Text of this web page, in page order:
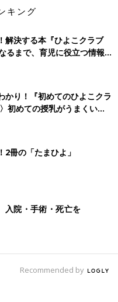
キング
解決する本『ひよこクラブ
まで、育児に役立つ情報が
かり！『初めてのひよこクラ
初めての授乳がうまくい
基本と夏のトラブル 解決テ
冊の「たまひよ」
院・手術・死亡を
Recommended by